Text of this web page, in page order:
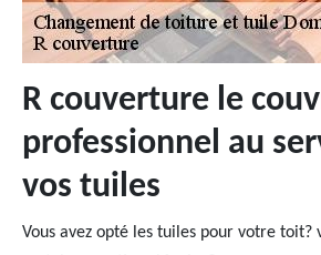
R couverture le
professionnel au
vos tuiles
Vous avez opté les tuiles pour votre toit?